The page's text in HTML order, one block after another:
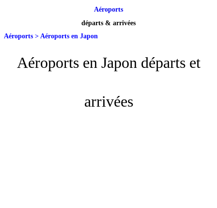
Aéroports
départs & arrivées
Aéroports > Aéroports en Japon
Aéroports en Japon départs et
arrivées